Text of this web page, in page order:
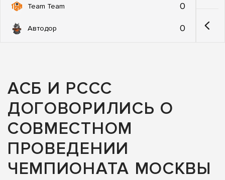
Team Team 0
Автодор 0
АСБ И РССС
ДОГОВОРИЛИСЬ О
СОВМЕСТНОМ
ПРОВЕДЕНИИ
ЧЕМПИОНАТА МОСКВЫ